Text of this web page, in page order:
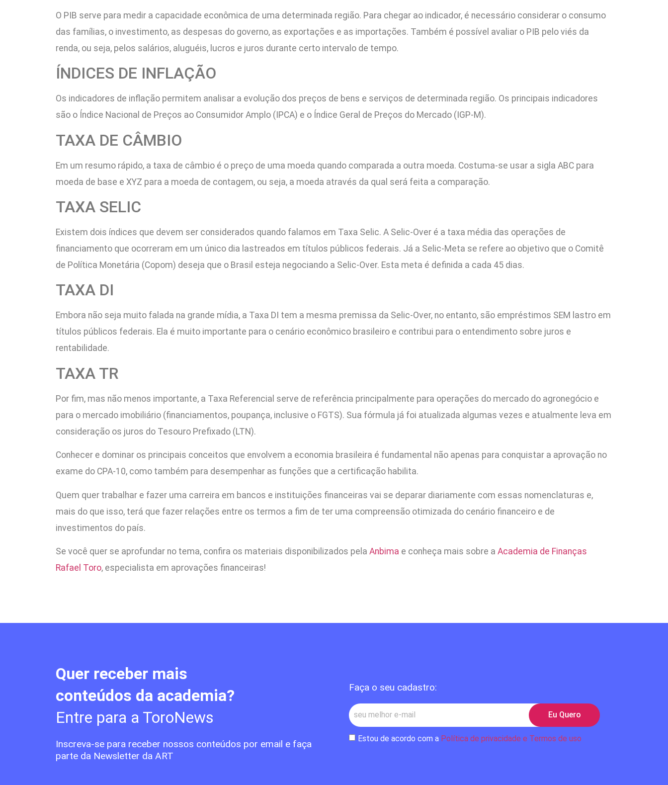
O PIB serve para medir a capacidade econômica de uma determinada região. Para chegar ao indicador, é necessário considerar o consumo
das famílias, o investimento, as despesas do governo, as exportações e as importações. Também é possível avaliar o PIB pelo viés da
renda, ou seja, pelos salários, aluguéis, lucros e juros durante certo intervalo de tempo.
ÍNDICES DE INFLAÇÃO
Os indicadores de inflação permitem analisar a evolução dos preços de bens e serviços de determinada região. Os principais indicadores
são o Índice Nacional de Preços ao Consumidor Amplo (IPCA) e o Índice Geral de Preços do Mercado (IGP-M).
TAXA DE CÂMBIO
Em um resumo rápido, a taxa de câmbio é o preço de uma moeda quando comparada a outra moeda. Costuma-se usar a sigla ABC para
moeda de base e XYZ para a moeda de contagem, ou seja, a moeda através da qual será feita a comparação.
TAXA SELIC
Existem dois índices que devem ser considerados quando falamos em Taxa Selic. A Selic-Over é a taxa média das operações de
financiamento que ocorreram em um único dia lastreados em títulos públicos federais. Já a Selic-Meta se refere ao objetivo que o Comitê
de Política Monetária (Copom) deseja que o Brasil esteja negociando a Selic-Over. Esta meta é definida a cada 45 dias.
TAXA DI
Embora não seja muito falada na grande mídia, a Taxa DI tem a mesma premissa da Selic-Over, no entanto, são empréstimos SEM lastro em
títulos públicos federais. Ela é muito importante para o cenário econômico brasileiro e contribui para o entendimento sobre juros e
rentabilidade.
TAXA TR
Por fim, mas não menos importante, a Taxa Referencial serve de referência principalmente para operações do mercado do agronegócio e
para o mercado imobiliário (financiamentos, poupança, inclusive o FGTS). Sua fórmula já foi atualizada algumas vezes e atualmente leva em
consideração os juros do Tesouro Prefixado (LTN).
Conhecer e dominar os principais conceitos que envolvem a economia brasileira é fundamental não apenas para conquistar a aprovação no
exame do CPA-10, como também para desempenhar as funções que a certificação habilita.
Quem quer trabalhar e fazer uma carreira em bancos e instituições financeiras vai se deparar diariamente com essas nomenclaturas e,
mais do que isso, terá que fazer relações entre os termos a fim de ter uma compreensão otimizada do cenário financeiro e de
investimentos do país.
Se você quer se aprofundar no tema, confira os materiais disponibilizados pela Anbima e conheça mais sobre a Academia de Finanças
Rafael Toro, especialista em aprovações financeiras!
Quer receber mais
conteúdos da academia?
Entre para a ToroNews
Inscreva-se para receber nossos conteúdos por email e faça
parte da Newsletter da ART
Faça o seu cadastro:
Estou de acordo com a Política de privacidade e Termos de uso
Eu Quero